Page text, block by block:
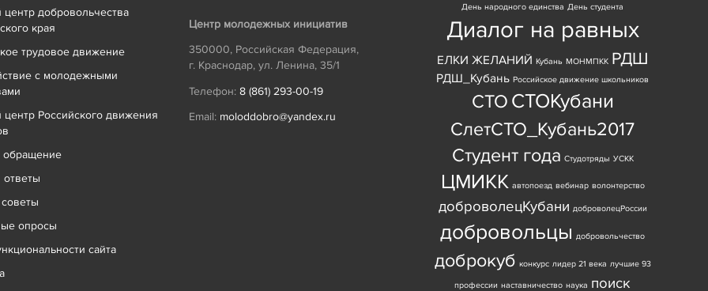
добровольчества
края
трудовое движение
с молодежными
центр Российского движения
обращение
опросы
сайта
Центр молодежных инициатив
350000, Российская Федерация,
г. Краснодар, ул. Ленина, 35/1
Телефон: 8 (861) 293-00-19
Email: moloddobro@yandex.ru
День народного единства День студента
Диалог на равных
ЕЛКИ ЖЕЛАНИЙ Кубань МОНМПКК РДШ
РДШ_Кубань Российское движение школьников
СТО СТОКубани
СлетСТО_Кубань2017
Студент года Студотряды УСКК
ЦМИКК автопоезд вебинар волонтерство
доброволецКубани доброволецРоссии
добровольцы добровольчество
доброкуб конкурс лидер 21 века лучшие 93
профессии наставничество наука поиск